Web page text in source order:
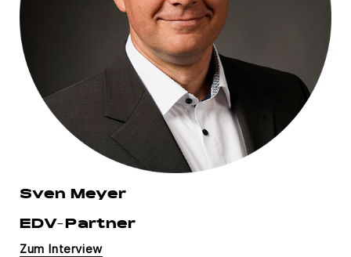
Sven Meyer
EDV-Partner
Zum Interview